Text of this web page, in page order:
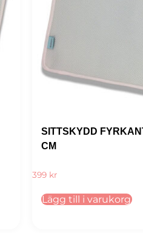
SITTSKYDD
CM
399 kr
Lägg till i varukorg